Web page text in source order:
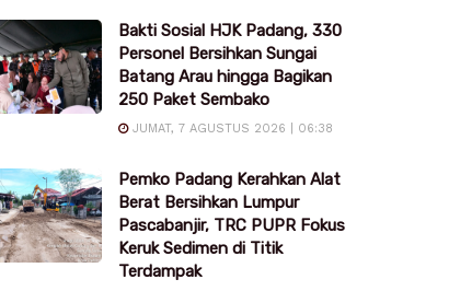
Bakti Sosial HJK Padang, 330
Personel Bersihkan Sungai
Batang Arau hingga Bagikan
250 Paket Sembako
JUMAT, 7 AGUSTUS 2026 | 06:38
Pemko Padang Kerahkan Alat
Berat Bersihkan Lumpur
Pascabanjir, TRC PUPR Fokus
Keruk Sedimen di Titik
Terdampak